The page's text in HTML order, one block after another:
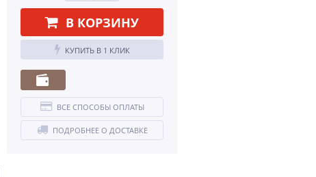
В КОРЗИНУ
КУПИТЬ В 1 КЛИК
ВСЕ СПОСОБЫ ОПЛАТЫ
ПОДРОБНЕЕ О ДОСТАВКЕ